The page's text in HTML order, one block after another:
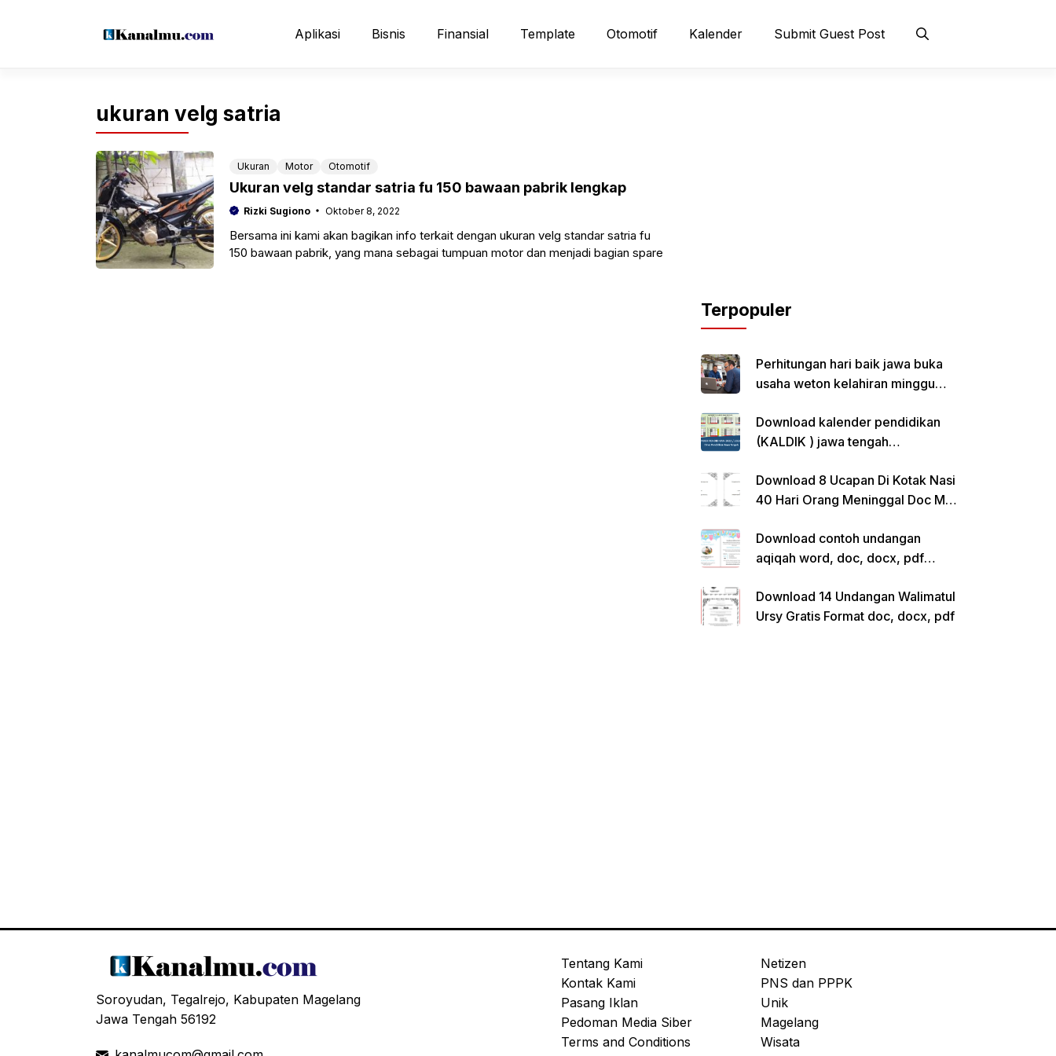
Aplikasi Bisnis Finansial Template Otomotif Kalender Submit Guest Post
ukuran velg satria
Ukuran Motor Otomotif
Ukuran velg standar satria fu 150 bawaan pabrik lengkap
Rizki Sugiono Oktober 8, 2022
Bersama ini kami akan bagikan info terkait dengan ukuran velg standar satria fu
150 bawaan pabrik, yang mana sebagai tumpuan motor dan menjadi bagian spare
Terpopuler
Perhitungan hari baik jawa buka
usaha weton kelahiran minggu
Download kalender pendidikan
(KALDIK ) jawa tengah
Download 8 Ucapan Di Kotak Nasi
40 Hari Orang Meninggal Doc Ms.
Download contoh undangan
aqiqah word, doc, docx, pdf
Download 14 Undangan Walimatul
Ursy Gratis Format doc, docx, pdf
Soroyudan, Tegalrejo, Kabupaten Magelang
Jawa Tengah 56192
Tentang Kami
Kontak Kami
Pasang Iklan
Pedoman Media Siber
Terms and Conditions
Netizen
PNS dan PPPK
Unik
Magelang
Wisata